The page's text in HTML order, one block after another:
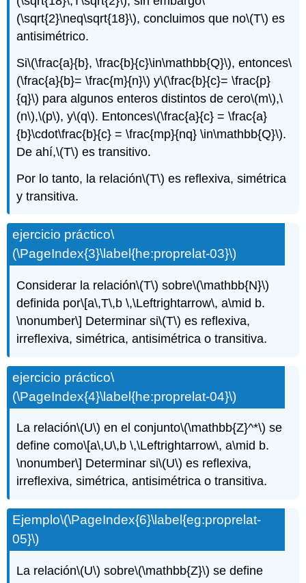
(\sqrt{2}\neq\sqrt{18}\), concluimos que no\(T\) es
antisimétrico.
Si\(\frac{a}{b}, \frac{b}{c}\in\mathbb{Q}\), entonces\
(\frac{a}{b}= \frac{m}{n}\) y\(\frac{b}{c}= \frac{p}
{q}\) para algunos enteros distintos de cero\(m\),\
(n\),\(p\), y\(q\). Entonces\(\frac{a}{c} = \frac{a}
{b}\cdot\frac{b}{c} = \frac{mp}{nq} \in\mathbb{Q}\).
De ahí,\(T\) es transitivo.
Por lo tanto, la relación\(T\) es reflexiva, simétrica
y transitiva.
ejercicio práctico\
(\PageIndex{3}\label{he:proprelat-03}\)
Considerar la relación\(T\) sobre\(\mathbb{N}\)
definida por\[a\,T\,b \,\Leftrightarrow\, a\mid b.
\nonumber\] Determinar si\(T\) es reflexiva,
irreflexiva, simétrica, antisimétrica o transitiva.
ejercicio práctico\
(\PageIndex{4}\label{he:proprelat-04}\)
La relación\(U\) en el conjunto\(\mathbb{Z}^*\) se
define como\[a\,U\,b \,\Leftrightarrow\, a\mid b.
\nonumber\] Determinar si\(U\) es reflexiva,
irreflexiva, simétrica, antisimétrica o transitiva.
Ejemplo\(\PageIndex{6}\label{eg:proprelat-
05}\)
La relación\(U\) sobre\(\mathbb{Z}\) se define